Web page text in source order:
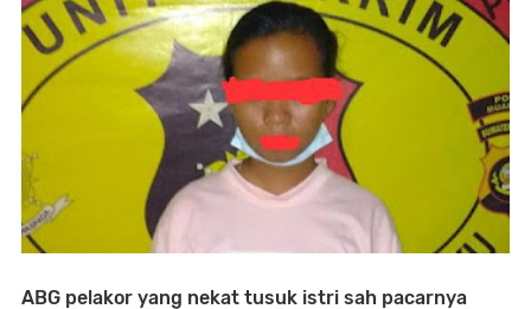
ABG pelakor yang nekat tusuk istri sah pacarnya